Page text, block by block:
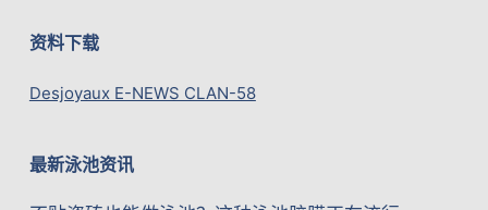
资料下载
Desjoyaux E-NEWS CLAN-58
最新泳池资讯